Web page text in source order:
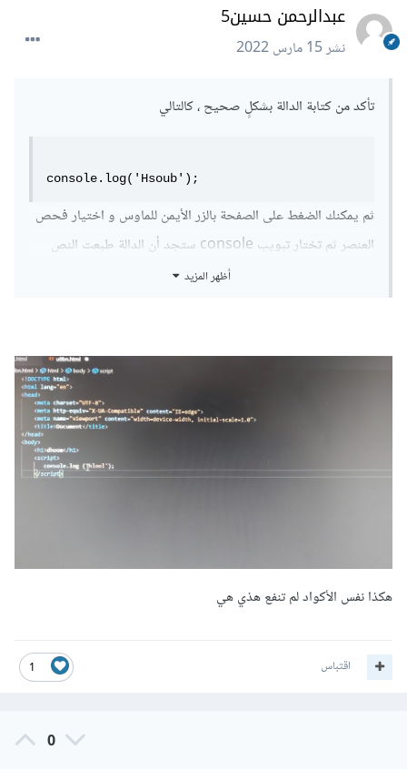
عبدالرحمن حسين5
نشر15 مارس 2022
تأكد من كتابة الدالة بشكلٍ صحيح ، كالتالي
console.log('Hsoub');
ثم يمكنك الضغط على الصفحة بالزر الأيمن للماوس و اختيار فحص
العنصر ثم تختار تبويب console ستجد أن الدالة طبعت النص
الممر إليها ، أو يمكنك تجربة متصفح آخر و مشاهدة نتيجة تنفيذ
أظهر المزيد
هكذا نفس الأكواد لم تنفع هذي هي
1 اقتباس
0